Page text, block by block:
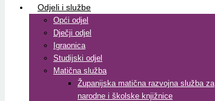
Odjeli i službe
Opći odjel
Dječji odjel
Igraonica
Studijski odjel
Matična služba
Županijska matična razvojna služba za
narodne i školske knjižnice